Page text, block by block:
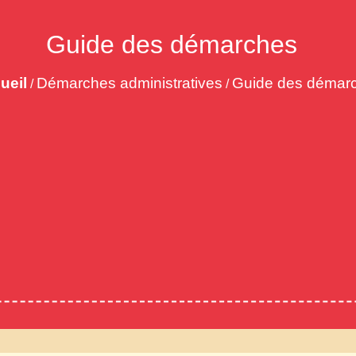
Guide des démarches
/ Démarches administratives / Guide des